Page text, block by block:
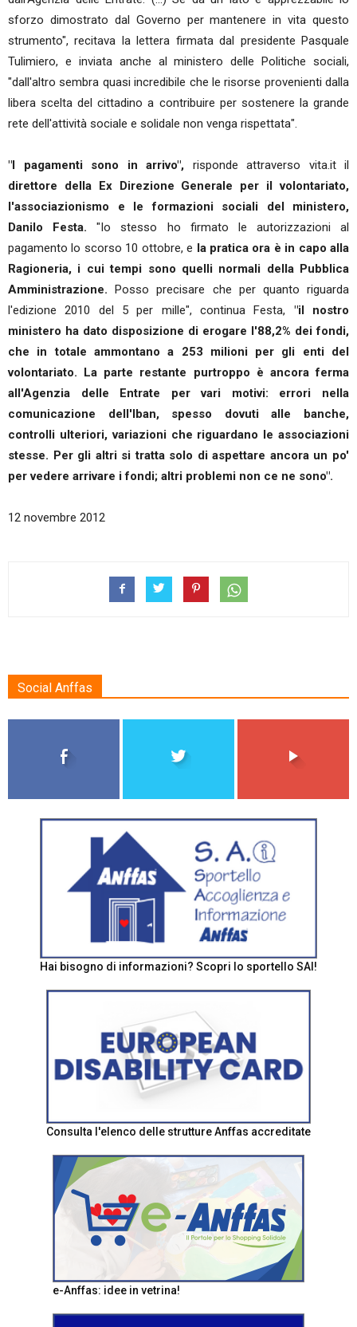
sforzo dimostrato dal Governo per mantenere in vita questo
strumento", recitava la lettera firmata dal presidente Pasquale
Tulimiero, e inviata anche al ministero delle Politiche sociali,
"dall'altro sembra quasi incredibile che le risorse provenienti dalla
libera scelta del cittadino a contribuire per sostenere la grande
rete dell'attività sociale e solidale non venga rispettata".
"I pagamenti sono in arrivo", risponde attraverso vita.it il
direttore della Ex Direzione Generale per il volontariato,
l'associazionismo e le formazioni sociali del ministero,
Danilo Festa."Io stesso ho firmato le autorizzazioni al
pagamento lo scorso 10 ottobre, e la pratica ora è in capo alla
Ragioneria, i cui tempi sono quelli normali della Pubblica
Amministrazione. Posso precisare che per quanto riguarda
l'edizione 2010 del 5 per mille", continua Festa, "il nostro
ministero ha dato disposizione di erogare l'88,2% dei fondi,
che in totale ammontano a 253 milioni per gli enti del
volontariato. La parte restante purtroppo è ancora ferma
all'Agenzia delle Entrate per vari motivi: errori nella
comunicazione dell'Iban, spesso dovuti alle banche,
controlli ulteriori, variazioni che riguardano le associazioni
stesse. Per gli altri si tratta solo di aspettare ancora un po'
per vedere arrivare i fondi; altri problemi non ce ne sono".
12 novembre 2012
Social Anffas
Hai bisogno di informazioni? Scopri lo sportello SAI!
Consulta l'elenco delle strutture Anffas accreditate
e-Anffas: idee in vetrina!